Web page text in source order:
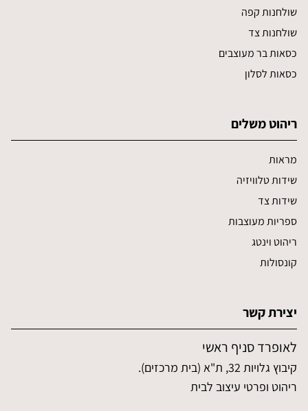
שולחנות קפה
שולחנות צד
כסאות בר מעוצבים
כסאות לסלון
ריהוט משלים
מראות
שידות טלוויזיה
שידות צד
ספריות מעוצבות
ריהוט וינטג
קונסולות
יצירת קשר
לאופרד סניף ראשי
קיבוץ גלויות 32, ת"א (בית מרכזים).
ריהוט ופרטי עיצוב לבית